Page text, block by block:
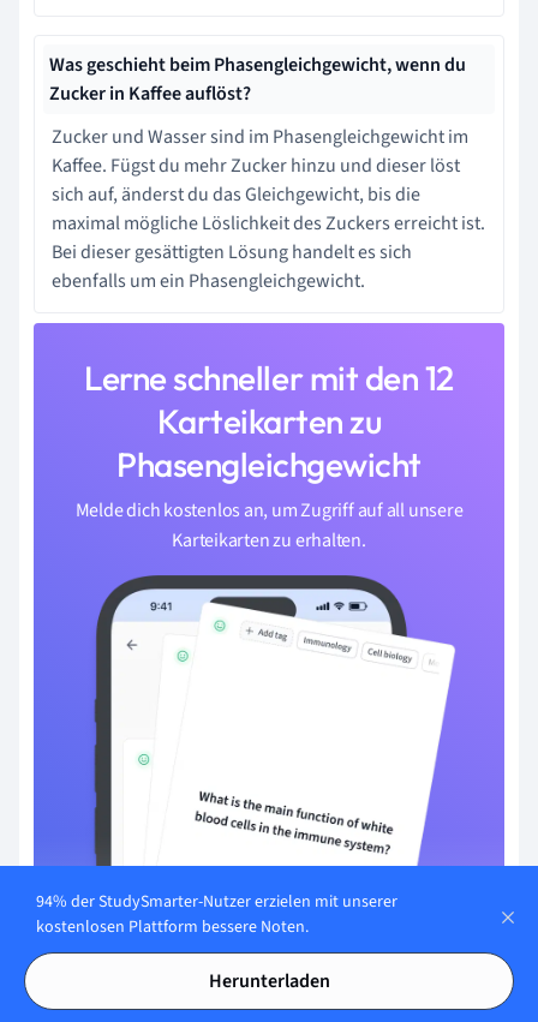
Was geschieht beim Phasengleichgewicht, wenn du
Zucker in Kaffee auflöst?
Zucker und Wasser sind im Phasengleichgewicht im
Kaffee. Fügst du mehr Zucker hinzu und dieser löst
sich auf, änderst du das Gleichgewicht, bis die
maximal mögliche Löslichkeit des Zuckers erreicht ist.
Bei dieser gesättigten Lösung handelt es sich
ebenfalls um ein Phasengleichgewicht.
Lerne schneller mit den 12
Karteikarten zu
Phasengleichgewicht
Melde dich kostenlos an, um Zugriff auf all unsere
Karteikarten zu erhalten.
Mit E-Mail registrieren
94% der StudySmarter-Nutzer erzielen mit unserer
kostenlosen Plattform bessere Noten.
Herunterladen